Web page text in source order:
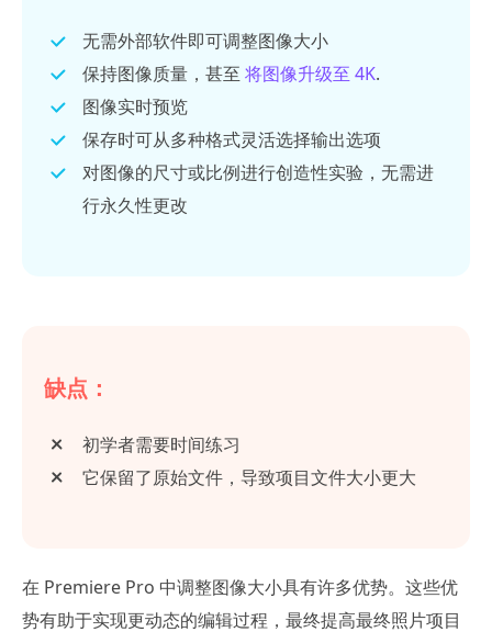
无需外部软件即可调整图像大小
保持图像质量，甚至 将图像升级至 4K.
图像实时预览
保存时可从多种格式灵活选择输出选项
对图像的尺寸或比例进行创造性实验，无需进
行永久性更改
缺点：
初学者需要时间练习
它保留了原始文件，导致项目文件大小更大
在 Premiere Pro 中调整图像大小具有许多优势。这些优
势有助于实现更动态的编辑过程，最终提高最终照片项目